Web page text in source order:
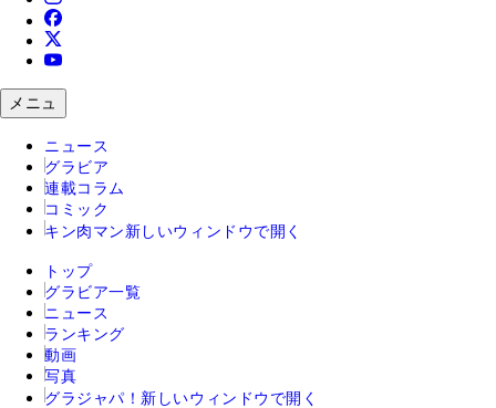
メニュ
ニュース
グラビア
連載コラム
コミック
キン肉マン 新しいウィンドウで開く
トップ
グラビア一覧
ニュース
ランキング
動画
写真
グラジャパ！ 新しいウィンドウで開く